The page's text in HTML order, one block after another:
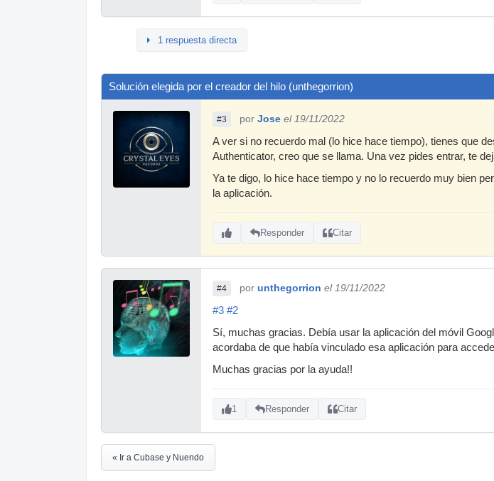
1 respuesta directa
Solución elegida por el creador del hilo (unthegorrion)
#3 por Jose el 19/11/2022
A ver si no recuerdo mal (lo hice hace tiempo), tienes que
Authenticator, creo que se llama. Una vez pides entrar, te
Ya te digo, lo hice hace tiempo y no lo recuerdo muy bien
la aplicación.
Responder Citar
#4 por unthegorrion el 19/11/2022
#3 #2
Sí, muchas gracias. Debía usar la aplicación del móvil
acordaba de que había vinculado esa aplicación para
Muchas gracias por la ayuda!!
1 Responder Citar
« Ir a Cubase y Nuendo